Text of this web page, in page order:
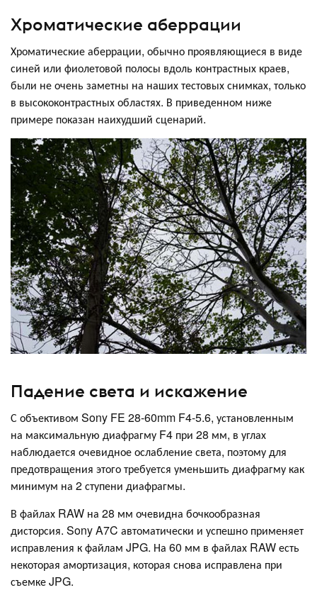
Хроматические аберрации
Хроматические аберрации, обычно проявляющиеся в виде
синей или фиолетовой полосы вдоль контрастных краев,
были не очень заметны на наших тестовых снимках, только
в высококонтрастных областях. В приведенном ниже
примере показан наихудший сценарий.
Падение света и искажение
С объективом Sony FE 28-60mm F4-5.6, установленным
на максимальную диафрагму F4 при 28 мм, в углах
наблюдается очевидное ослабление света, поэтому для
предотвращения этого требуется уменьшить диафрагму как
минимум на 2 ступени диафрагмы.
В файлах RAW на 28 мм очевидна бочкообразная
дисторсия. Sony A7C автоматически и успешно применяет
исправления к файлам JPG. На 60 мм в файлах RAW есть
некоторая амортизация, которая снова исправлена ​​​​при
съемке JPG.